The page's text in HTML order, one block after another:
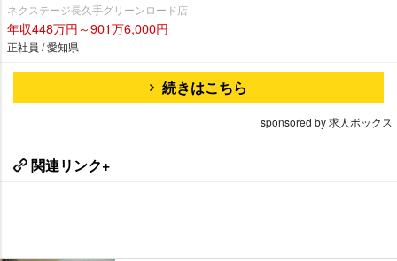
ネクステージ⾧久手グリーンロード店
年収448万円～901万6,000円
正社員 / 愛知県
続きはこちら
sponsored by 求人ボックス
関連リンク+